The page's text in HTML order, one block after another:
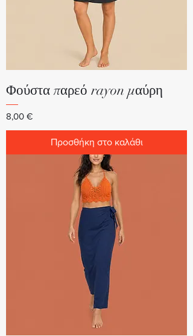
Φούστα παρεό rayon μαύρη
Τιμή
8,00 €
Προσθήκη στο καλάθι